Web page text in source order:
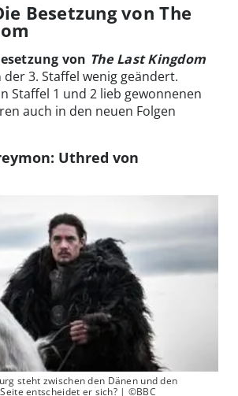
Besetzung von The
von The Last Kingdom
3. Staffel wenig geändert.
Staffel 1 und 2 lieb gewonnenen
auch in den neuen Folgen
Uthred von
steht zwischen den Dänen und den
entscheidet er sich? | ©BBC